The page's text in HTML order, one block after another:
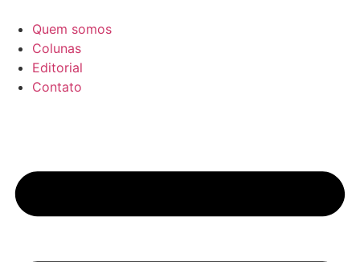
para
conteúdo
Quem somos
Colunas
Editorial
Contato